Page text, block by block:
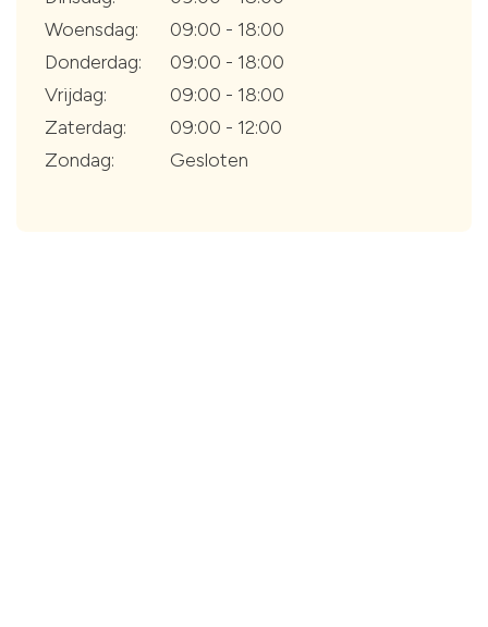
Woensdag:
09:00 - 18:00
Donderdag:
09:00 - 18:00
Vrijdag:
09:00 - 18:00
Zaterdag:
09:00 - 12:00
Zondag:
Gesloten